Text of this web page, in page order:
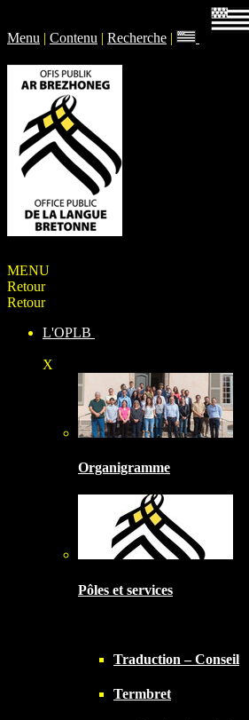
Menu | Contenu | Recherche |
MENU
Retour
Retour
L'OPLB
X
Organigramme
Pôles et services
Traduction – Conseil
Termbret